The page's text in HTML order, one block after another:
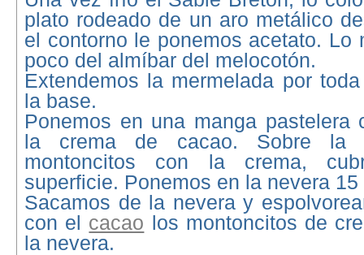
plato rodeado de un aro metálico
el contorno le ponemos acetato. Lo
poco del almíbar del melocotón.
Extendemos la mermelada por
la base.
Ponemos en una manga pastelera
la crema de cacao. Sobre la
montoncitos con la crema,
superficie. Ponemos en la nevera
Sacamos de la nevera y
con el cacao los montoncitos de
la nevera.